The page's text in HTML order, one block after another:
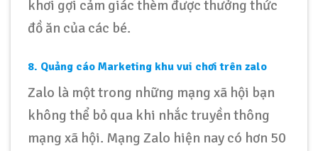
khơi gợi cảm giác thèm được thưởng thức
đồ ăn của các bé.
8. Quảng cáo Marketing khu vui chơi trên zalo
Zalo là một trong những mạng xã hội bạn
không thể bỏ qua khi nhắc truyền thông
mạng xã hội. Mạng Zalo hiện nay có hơn 50